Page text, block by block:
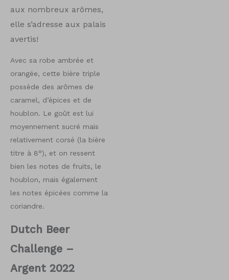
aux nombreux arômes,
elle s’adresse aux palais
avertis!
Avec sa robe ambrée et
orangée, cette bière triple
possède des arômes de
caramel, d’épices et de
houblon. Le goût est lui
moyennement sucré mais
relativement corsé (la bière
titre à 8°), et on ressent
bien les notes de fruits, le
houblon, mais également
les notes épicées comme la
coriandre.
Dutch Beer
Challenge –
Argent 2022